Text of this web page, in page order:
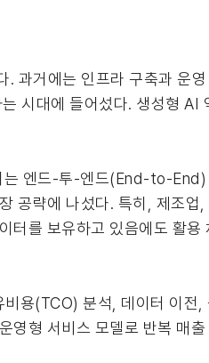
과거에는 인프라 구축과 운
시대에 들어섰다. 생성형 AI
는 엔드-투-엔드(End-to-
공략에 나섰다. 특히, 제조업,
를 보유하고 있음에도 활용
용(TCO) 분석, 데이터 이전,
영형 서비스 모델로 반복 매